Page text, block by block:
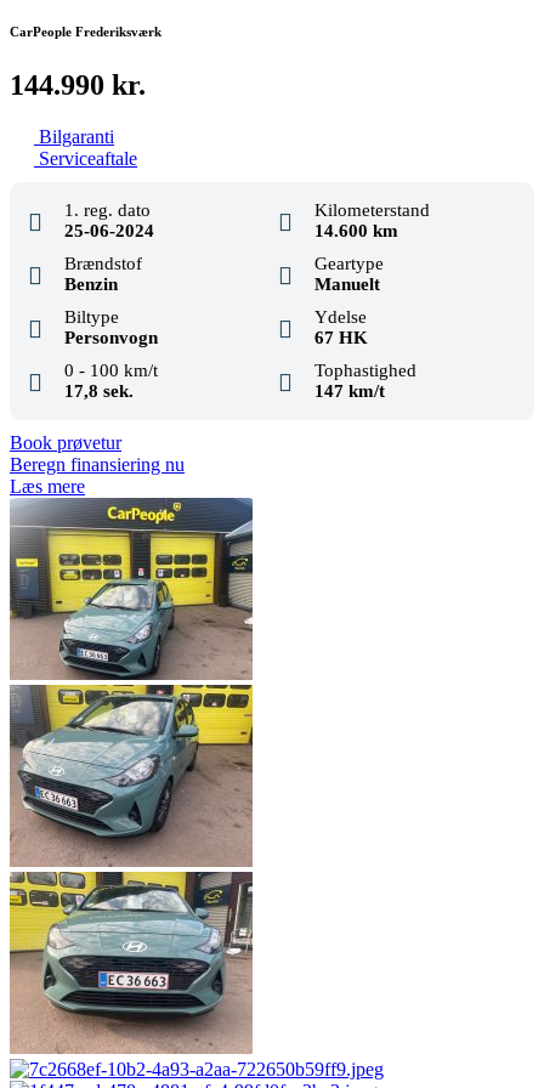
CarPeople Frederiksværk
144.990 kr.
Bilgaranti
Serviceaftale
1. reg. dato
25-06-2024
Kilometerstand
14.600 km
Brændstof
Benzin
Geartype
Manuelt
Biltype
Personvogn
Ydelse
67 HK
0 - 100 km/t
17,8 sek.
Tophastighed
147 km/t
Book prøvetur
Beregn finansiering nu
Læs mere